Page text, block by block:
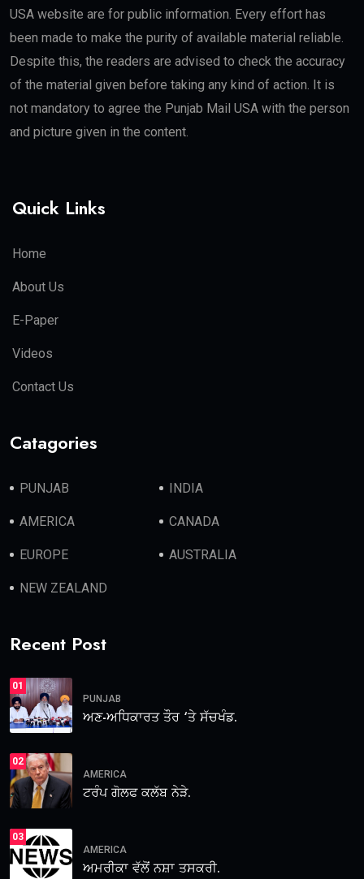
USA website are for public information. Every effort has
been made to make the purity of available material reliable.
Despite this, the readers are advised to check the accuracy
of the material given before taking any kind of action. It is
not mandatory to agree the Punjab Mail USA with the person
and picture given in the content.
Quick Links
Home
About Us
E-Paper
Videos
Contact Us
Catagories
PUNJAB INDIA
AMERICA CANADA
EUROPE AUSTRALIA
NEW ZEALAND
Recent Post
01
PUNJAB
ਅਣ-ਅਧਿਕਾਰਤ ਤੌਰ ‘ਤੇ ਸੱਚਖੰਡ.
02
AMERICA
ਟਰੰਪ ਗੋਲਫ ਕਲੱਬ ਨੇੜੇ.
03
AMERICA
ਅਮਰੀਕਾ ਵੱਲੋਂ ਨਸ਼ਾ ਤਸਕਰੀ.